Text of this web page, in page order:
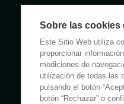
(+34)
Sobre las cookies
Este Sitio Web utiliza
proporcionar
mediciones de
utilización de todas las
pulsando el botón
botón “Rechazar” o